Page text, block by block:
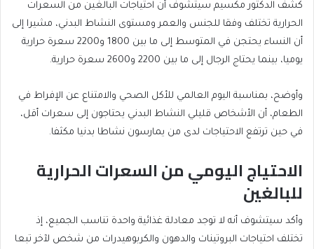
كشف الدكتور مكسيم سيتشوف أن احتياجات البالغين من السعرات
الحرارية تختلف وفقا للجنس والعمر ومستوى النشاط البدني، مشيرا إلى
أن النساء يحتجن في المتوسط إلى ما بين 1800 و2200 سعرة حرارية
يوميا، بينما يحتاج الرجال إلى ما بين 2200 و2600 سعرة حرارية.
وأوضح، بمناسبة اليوم العالمي للأكل الصحي والامتناع عن الإفراط في
الطعام، أن الأشخاص قليلي النشاط البدني يحتاجون إلى سعرات أقل،
في حين ترتفع الاحتياجات لدى من يمارسون نشاطا بدنيا مكثفا.
الاحتياج اليومي من السعرات الحرارية
للبالغين
وأكد سيتشوف أنه لا توجد معادلة غذائية واحدة تناسب الجميع، إذ
تختلف احتياجات البروتينات والدهون والكربوهيدرات من شخص لآخر تبعا